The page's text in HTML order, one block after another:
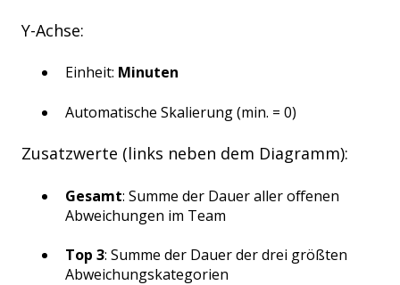
Y-Achse:
Einheit: Minuten
Automatische Skalierung (min. = 0)
Zusatzwerte (links neben dem Diagramm):
Gesamt: Summe der Dauer aller offenen
Abweichungen im Team
Top 3: Summe der Dauer der drei größten
Abweichungskategorien